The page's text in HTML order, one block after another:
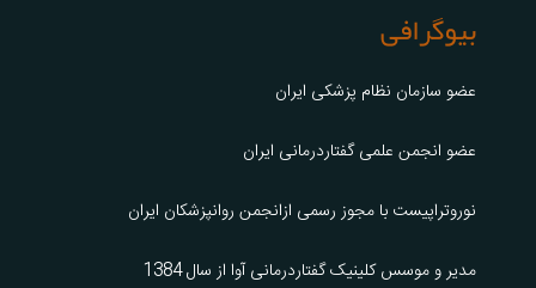
بیوگرافی
عضو سازمان نظام پزشکی ایران
عضو انجمن علمی گفتاردرمانی ایران
نوروتراپیست با مجوز رسمی ازانجمن روانپزشکان ایران
مدیر و موسس کلینیک گفتاردرمانی آوا از سال 1384